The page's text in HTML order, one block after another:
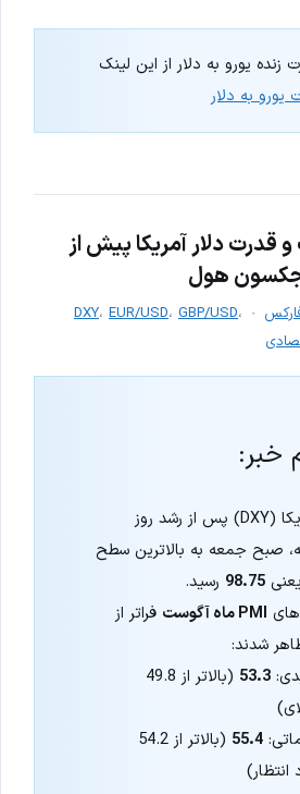
زنده یورو به دلار از این لینک
یورو به دلار
قدرت دلار آمریکا پیش از
جکسون هول
DXY، EUR/USD، GBP/USD،
خبر:
دلار آمریکا (DXY) پس از رشد روز
صبح جمعه به بالاترین سطح
98.75 رسید.
PMI ماه آگوست
فراتر از
شدند:
53.3
(بالاتر از 49.8
55.4
(بالاتر از 54.2
انتظار)